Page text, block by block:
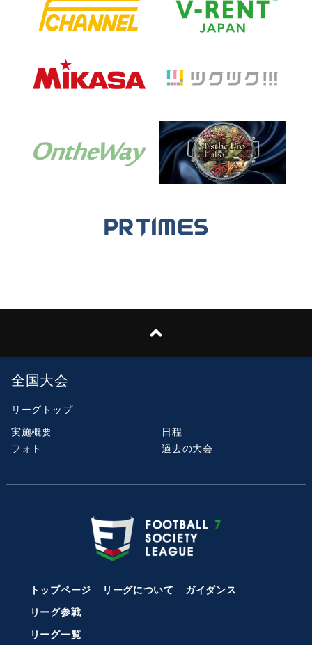
全国大会
リーグトップ
実施概要
日程
フォト
過去の大会
トップページ リーグについて
ガイダンス
リーグ参戦
リーグ一覧